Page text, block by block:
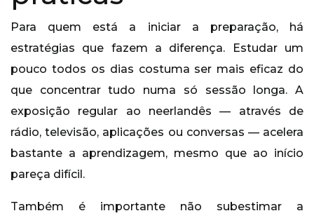
Para quem está a iniciar a preparação, há
estratégias que fazem a diferença. Estudar um
pouco todos os dias costuma ser mais eficaz do
que concentrar tudo numa só sessão longa. A
exposição regular ao neerlandês — através de
rádio, televisão, aplicações ou conversas — acelera
bastante a aprendizagem, mesmo que ao início
pareça difícil.
Também é importante não subestimar a